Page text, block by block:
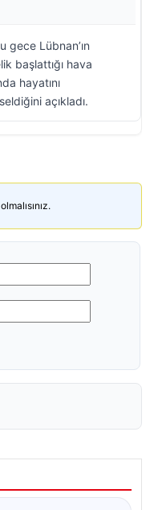
gece Lübnan’ın
başlattığı hava
hayatını
açıkladı.